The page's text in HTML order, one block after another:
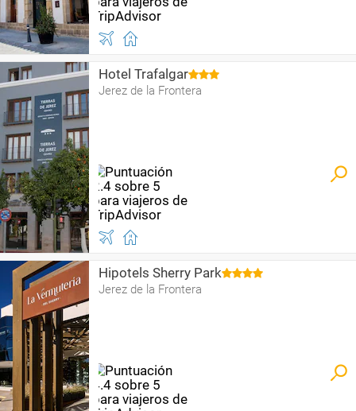
Hotel Trafalgar
Jerez de la Frontera
Hipotels Sherry Park
Jerez de la Frontera